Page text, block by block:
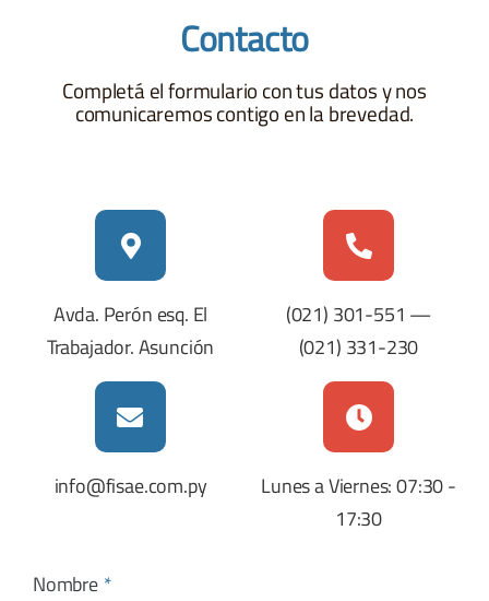
Contacto
Completá el formulario con tus datos y nos
comunicaremos contigo en la brevedad.
Avda. Perón esq. El
Trabajador. Asunción
(021) 301-551 —
(021) 331-230
info@fisae.com.py
Lunes a Viernes: 07:30 -
17:30
Nombre